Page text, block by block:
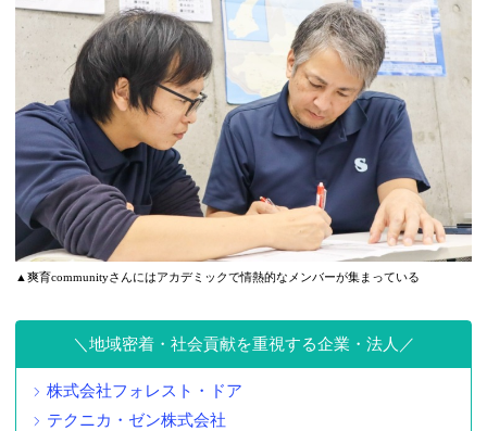
▲爽育communityさんにはアカデミックで情熱的なメンバーが集まっている
地域密着・社会貢献を重視する企業・法人
株式会社フォレスト・ドア
テクニカ・ゼン株式会社